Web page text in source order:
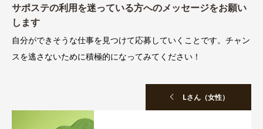
サポステの利用を迷っている方へのメッセージをお願い
します
自分ができそうな仕事を見つけて応募していくことです。チャン
スを逃さないために積極的になってみてください！
Lさん（女性）